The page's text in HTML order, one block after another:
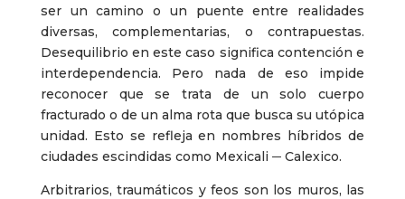
ser un camino o un puente entre realidades
diversas, complementarias, o contrapuestas.
Desequilibrio en este caso significa contención e
interdependencia. Pero nada de eso impide
reconocer que se trata de un solo cuerpo
fracturado o de un alma rota que busca su utópica
unidad. Esto se refleja en nombres híbridos de
ciudades escindidas como Mexicali ─ Calexico.
Arbitrarios, traumáticos y feos son los muros, las